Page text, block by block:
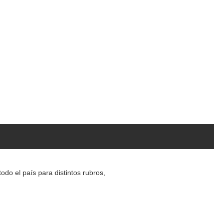
el país para distintos rubros,